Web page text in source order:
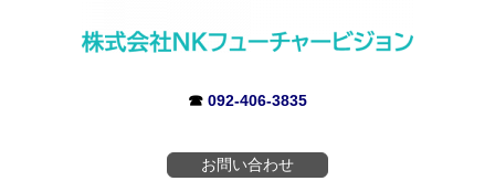
☎ 092-406-3835
お問い合わせ